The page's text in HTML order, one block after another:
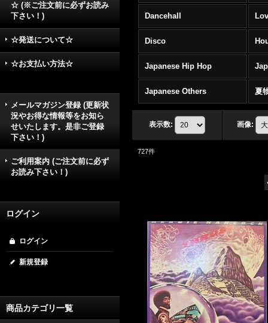
☆ (※ご注文前に必ずお読み
下さい！)
☆発送について☆
☆お支払い方法☆
メールマガジン登録 (更新状
況やお得な情報等をお知ら
せいたします。是非ご登録
下さい！)
ご利用案内 (ご注文前に必ず
お読み下さい！)
ログイン
ログイン
新規登録
商品カテゴリ一覧
Dancehall
Disco
Japanese Hip Hop
Japanese Others 夏
表示数: 画像:
727件